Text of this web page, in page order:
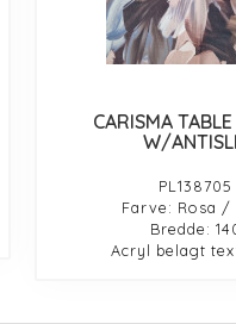
CARISMA
W/
PL138705
Farve: Rosa /
Bredde:
Acryl belagt